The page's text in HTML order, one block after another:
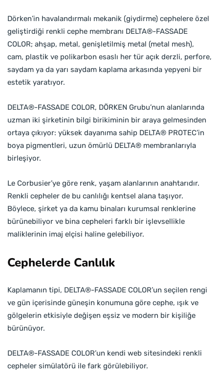
Dörken’in havalandırmalı mekanik (giydirme) cephelere özel
geliştirdiği renkli cephe membranı DELTA®-FASSADE
COLOR; ahşap, metal, genişletilmiş metal (metal mesh),
cam, plastik ve polikarbon esaslı her tür açık derzli, perfore,
saydam ya da yarı saydam kaplama arkasında yepyeni bir
estetik yaratıyor.
DELTA®-FASSADE COLOR, DÖRKEN Grubu’nun alanlarında
uzman iki şirketinin bilgi birikiminin bir araya gelmesinden
ortaya çıkıyor: yüksek dayanıma sahip DELTA® PROTEC’in
boya pigmentleri, uzun ömürlü DELTA® membranlarıyla
birleşiyor.
Le Corbusier’ye göre renk, yaşam alanlarının anahtarıdır.
Renkli cepheler de bu canlılığı kentsel alana taşıyor.
Böylece, şirket ya da kamu binaları kurumsal renklerine
bürünebiliyor ve bina cepheleri farklı bir işlevsellikle
maliklerinin imaj elçisi haline gelebiliyor.
Cephelerde Canlılık
Kaplamanın tipi, DELTA®-FASSADE COLOR’un seçilen rengi
ve gün içerisinde güneşin konumuna göre cephe, ışık ve
gölgelerin etkisiyle değişen eşsiz ve modern bir kişiliğe
bürünüyor.
DELTA®-FASSADE COLOR’un kendi web sitesindeki renkli
cepheler simülatörü ile fark görülebiliyor.